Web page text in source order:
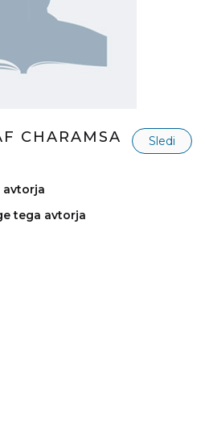
CHARAMSA
Sledi
avtorja
tega avtorja